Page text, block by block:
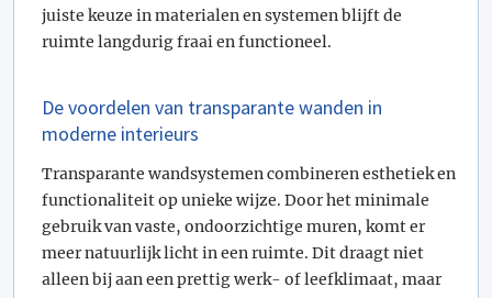
juiste keuze in materialen en systemen blijft de
ruimte langdurig fraai en functioneel.
De voordelen van transparante wanden in
moderne interieurs
Transparante wandsystemen combineren esthetiek en
functionaliteit op unieke wijze. Door het minimale
gebruik van vaste, ondoorzichtige muren, komt er
meer natuurlijk licht in een ruimte. Dit draagt niet
alleen bij aan een prettig werk- of leefklimaat, maar